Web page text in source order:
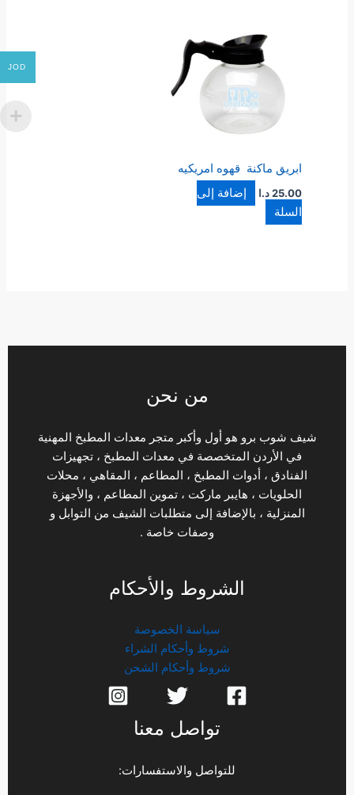
ابريق ماكنة قهوه امريكيه
25.00 د.ا
إضافة إلى
السلة
من نحن
شيف شوب برو هو أول وأكبر متجر معدات المطبخ المهنية
في الأردن المتخصصة في معدات المطبخ ، تجهيزات
الفنادق ، أدوات المطبخ ، المطاعم ، المقاهي ، محلات
الحلويات ، هايبر ماركت ، تموين المطاعم ، والأجهزة
المنزلية ، بالإضافة إلى متطلبات الشيف من التوابل و
وصفات خاصة .
الشروط والأحكام
سياسة الخصوصة
شروط وأحكام الشراء
شروط وأحكام الشحن
تواصل معنا
للتواصل والاستفسارات:
JOD